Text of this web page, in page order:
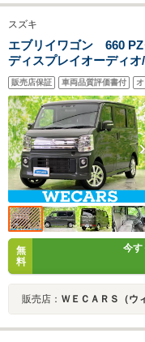
スズキ
エブリイワゴン 660
ディスプレイオーディ
ドア/車線逸脱防止支援
ジャック/Bluetooth接続
販売店保証 車両品質評価書付 オ
無
料
今す
販売店： ＷＥＣＡＲＳ（ウ